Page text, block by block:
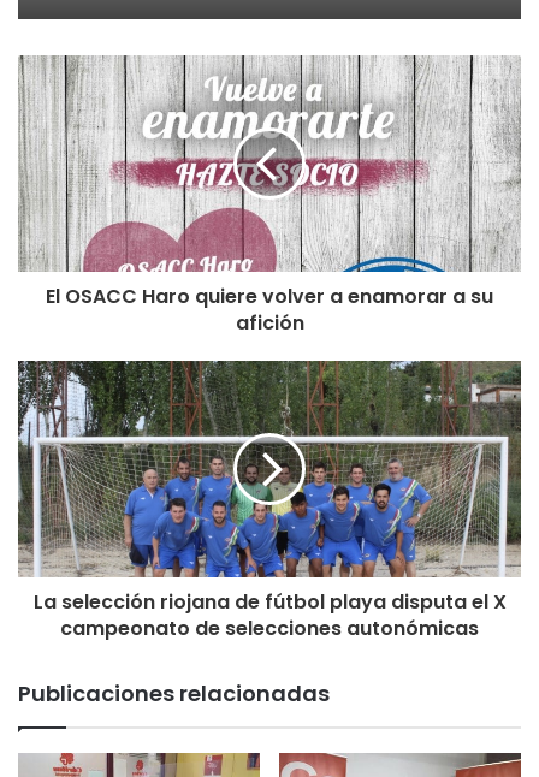
El OSACC Haro quiere volver a enamorar a su
afición
La selección riojana de fútbol playa disputa el X
campeonato de selecciones autonómicas
Publicaciones relacionadas